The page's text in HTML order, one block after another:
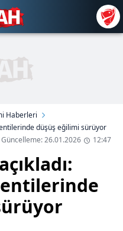
Haberleri
düşüş eğilimi sürüyor
Güncelleme: 26.01.2026 12:47